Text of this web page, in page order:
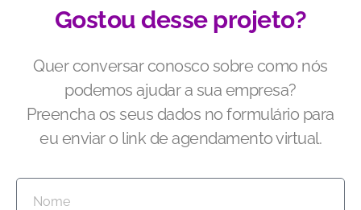
Gostou desse projeto?
Quer conversar conosco sobre como nós
podemos ajudar a sua empresa?
Preencha os seus dados no formulário para
eu enviar o link de agendamento virtual.